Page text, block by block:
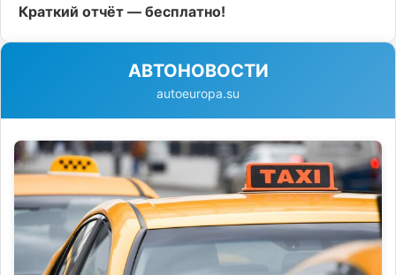
Краткий отчёт — бесплатно!
АВТОНОВОСТИ
autoeuropa.su